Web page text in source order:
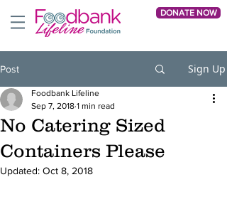
DONATE NOW
Post Sign Up
No Catering Sized
Containers Please
Foodbank Lifeline
Sep 7, 2018 1 min read
Updated: Oct 8, 2018